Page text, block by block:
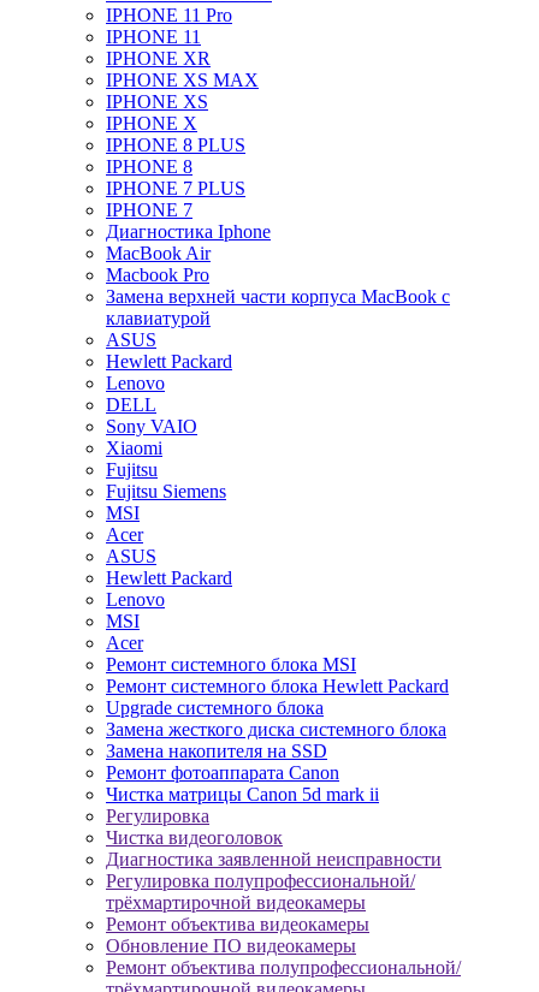
IPHONE 11 Pro
IPHONE 11
IPHONE XR
IPHONE XS MAX
IPHONE XS
IPHONE X
IPHONE 8 PLUS
IPHONE 8
IPHONE 7 PLUS
IPHONE 7
Диагностика Iphone
MacBook Air
Macbook Pro
Замена верхней части корпуса MacBook с
клавиатурой
ASUS
Hewlett Packard
Lenovo
DELL
Sony VAIO
Xiaomi
Fujitsu
Fujitsu Siemens
MSI
Acer
ASUS
Hewlett Packard
Lenovo
MSI
Acer
Ремонт системного блока MSI
Ремонт системного блока Hewlett Packard
Upgrade системного блока
Замена жесткого диска системного блока
Замена накопителя на SSD
Ремонт фотоаппарата Canon
Чистка матрицы Canon 5d mark ii
Регулировка
Чистка видеоголовок
Диагностика заявленной неисправности
Регулировка полупрофессиональной/
трёхмартирочной видеокамеры
Ремонт объектива видеокамеры
Обновление ПО видеокамеры
Ремонт объектива полупрофессиональной/